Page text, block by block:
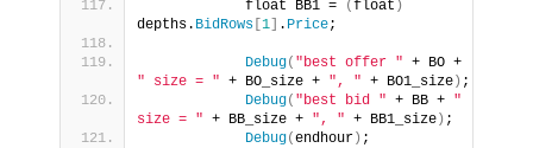
            float BB1 =
(float )
depths. BidRows [1 . Price;
Debug( "best offer "
" size = " + BO_size + ", " + BO1_size ) ;
Debug( "best bid " + BB + "
size = " + BB_size + ", " + BB1_size ) ;
Debug(endhour ) ;